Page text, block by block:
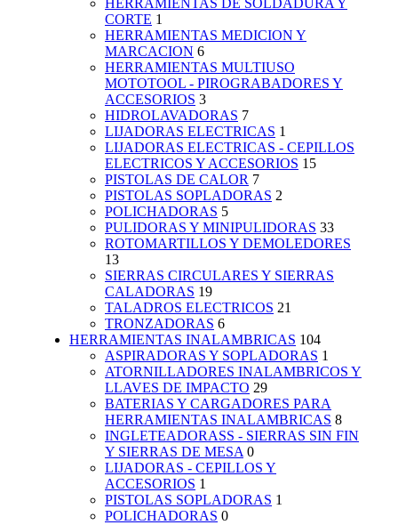
CORTE 1
HERRAMIENTAS MEDICION Y
MARCACION 6
HERRAMIENTAS MULTIUSO
MOTOTOOL - PIROGRABADORES Y
ACCESORIOS 3
HIDROLAVADORAS 7
LIJADORAS ELECTRICAS 1
LIJADORAS ELECTRICAS - CEPILLOS
ELECTRICOS Y ACCESORIOS 15
PISTOLAS DE CALOR 7
PISTOLAS SOPLADORAS 2
POLICHADORAS 5
PULIDORAS Y MINIPULIDORAS 33
ROTOMARTILLOS Y DEMOLEDORES
13
SIERRAS CIRCULARES Y SIERRAS
CALADORAS 19
TALADROS ELECTRICOS 21
TRONZADORAS 6
HERRAMIENTAS INALAMBRICAS 104
ASPIRADORAS Y SOPLADORAS 1
ATORNILLADORES INALAMBRICOS Y
LLAVES DE IMPACTO 29
BATERIAS Y CARGADORES PARA
HERRAMIENTAS INALAMBRICAS 8
INGLETEADORASS - SIERRAS SIN FIN
Y SIERRAS DE MESA 0
LIJADORAS - CEPILLOS Y
ACCESORIOS 1
PISTOLAS SOPLADORAS 1
POLICHADORAS 0